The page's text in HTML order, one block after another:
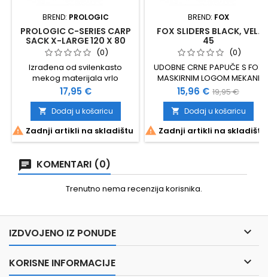
BREND: PROLOGIC
PROLOGIC C-SERIES CARP
SACK X-LARGE 120 X 80
CM, BREEN/BLACK
(0)
Izrađena od svilenkasto
mekog materijala vrlo
prijateljskog prema ribi Velik i
izdržljiv patentni zatvarač
Vijak za korištenje s
banckstickovima Transportna
torba 120x80cm
Cijena
17,95 €
 Dodaj u košaricu
 Zadnji artikli na skladištu
BREND: FOX
FOX SLIDERS BLACK, VEL.
45
(0)
UDOBNE CRNE PAPUČE S FOX
MASKIRNIM LOGOM MEKANI
SINTETIČKI GORNJI POJAS
DEBLJINE 4 MM JASTUČASTI
SINTETIČKI POTPLAT
Cijena
15,96 € Standardna
cijena
19,95 €
 Dodaj u košaricu
 Zadnji artikli na skladištu
KOMENTARI (0)
Trenutno nema recenzija korisnika.
IZDVOJENO IZ PONUDE 
KORISNE INFORMACIJE 